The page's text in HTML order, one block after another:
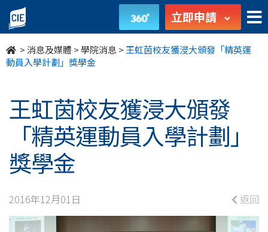
王
虹
茵
友
浸
大
頒
立即申請
>消息及媒體 >學院消息 > 王虹茵校友獲浸大頒發「精英運
動員入學計劃」獎學金
王虹茵校友獲浸大頒發
「精英運動員入學計劃」
獎學金
2016年12月01日 返回